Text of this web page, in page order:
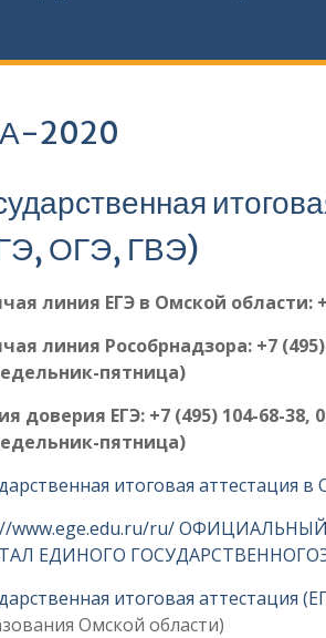
2020
ОГЭ, ГВЭ)
линия ЕГЭ в Омской области:
линия Рособрнадзора:+7
пятница)
доверия ЕГЭ:+7 (495) 104-68-38,
пятница)
итоговая аттестация в
www.ege.edu.ru/ru/
ЕДИНОГО
итоговая аттестация
Омской области)